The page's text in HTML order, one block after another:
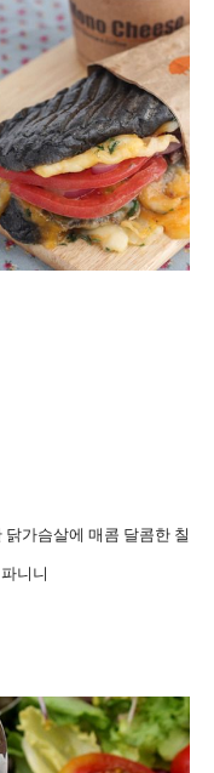
닭가슴살에 매콤 달콤한 칠
니니